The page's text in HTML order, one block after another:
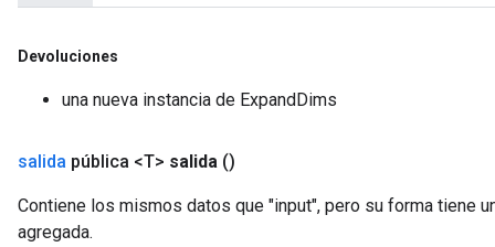
Devoluciones
una nueva instancia de ExpandDims
salida pública <T> salida ()
Contiene los mismos datos que "input", pero su forma tiene
agregada.